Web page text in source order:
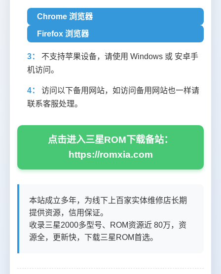
Chrome 浏览器
Firefox 浏览器
3：
不支持苹果设备，请使用 Windows 或 安卓手
机访问。
4：
访问以下备用网站，如访问备用网站也一样请
联系客服处理。
点击进入三星ROM下载备站：
https://romxia.com
本站成立多年，为线下上百家实体维修店长期
提供资源，信用保证。
收录三星2000多型号、ROM资源近 80万，资
源全，更新快，下载三星ROM首选。